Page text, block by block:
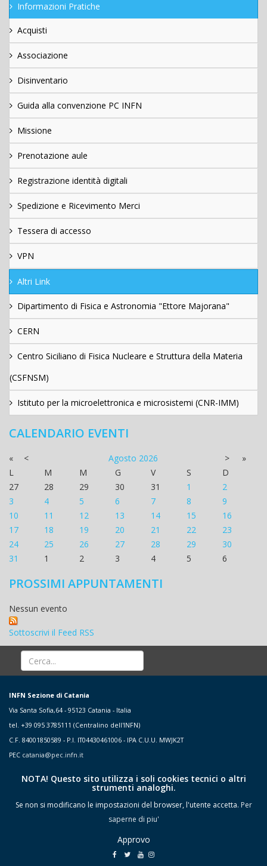
Informazioni Pratiche
Acquisti
Associazione
Disinventario
Guida alla convenzione PC INFN
Missione
Prenotazione aule
Registrazione identità digitali
Spedizione e Ricevimento Merci
Tessera di accesso
VPN
Altri Link
Dipartimento di Fisica e Astronomia "Ettore Majorana"
CERN
Centro Siciliano di Fisica Nucleare e Struttura della Materia
(CSFNSM)
Istituto per la microelettronica e microsistemi (CNR-IMM)
CALENDARIO EVENTI
« < Agosto 2026 >
»
L
M M G V S
D
27
28 29 30 31 1
2
3
4 5 6 7 8
9
10
11 12 13 14 15
16
17
18 19 20 21 22
23
24
25 26 27 28 29
30
31
1 2 3 4 5 6
PROSSIMI APPUNTAMENTI
Nessun evento
Sottoscrivi il Feed RSS
INFN Sezione di Catania
Via Santa Sofia,64 - 95123 Catania - Italia
tel. +39 095 3785111 (Centralino dell'INFN)
C.F. 84001850589 - P.I. IT04430461006 - IPA C.U.U. MWJK2T
PEC catania@pec.infn.it
NOTA! Questo sito utilizza i soli cookies tecnici o altri
strumenti analoghi.
Se non si modificano le impostazioni del browser, l'utente accetta. Per
saperne di piu'
Approvo